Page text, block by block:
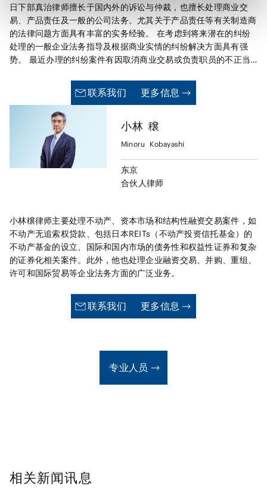
日下部真治律师擅长于国内外的诉讼与仲裁，也擅长处理商业交
易、产品责任及一般的公司法务。尤其关于产品责任等有关制造商
的法律问题方面具有丰富的实务经验。 在考虑到将来潜在的纠纷
处理的一般企业法务指导及根据商业实情的纠纷解决方面具有强
势。 最近办理的纠纷案件有因取消商业交易或负责职员的不正当
关诉讼等。另外，还积极参与包括外国为仲裁地的案件等国际仲裁
Drye & Warren纽约事务所作为外国律师工作的经验(1999年9
月-2000年8月)和派遣到 Swiss Bank Corporation(现为UBS
AG)法务部工作的经验(1998年2月-7月)。 日下部律师还担任： 最
高法院民事规则制定咨询委员会委员（2025年8月起） 日本律师
联合会会长特别助理（2025年4月至2025年9月）； 第二东京律
师协会会长（2024年4月至2025年3月）； 日本律师联合会副会
长（2024年4月至2025年3月）； 原子力损害赔偿纷争审查会专
（IT化关联）部会委员（2020年6月至2022年2月）； 日本辩护
士（律师）联合会理事（2020年4月至2021年3月。2020年6月
至2021年3月担任常务理事）； 日本辩护士（律师）联合会民事
审判程序相关委员会委员长（2019年6月至2021年5月）； 司法
考试及司法考试预备考试考查委员（民事诉讼法担当）（2018年
2018年3月）； 日本最高法院司法研修所民事辩护教官（2010年
4月至2013年3月）（有关该职务的详细信息，请访问
http://www.courts.go.jp/english/institute_01/institute/
联系我们 更多信息
小林 穣
Minoru Kobayashi
东京
合伙人律师
小林穣律师主要处理不动产、资本市场和结构性融资交易案件，如
不动产无追索权贷款、包括日本REITs（不动产投资信托基金）的
不动产基金的设立、国际和国内市场的债务性和权益性证券和复杂
的证券化相关案件。此外，他也处理企业融资交易、并购、重组、
许可和国际贸易等企业法务方面的广泛业务。
联系我们 更多信息
专业人员
相关新闻讯息